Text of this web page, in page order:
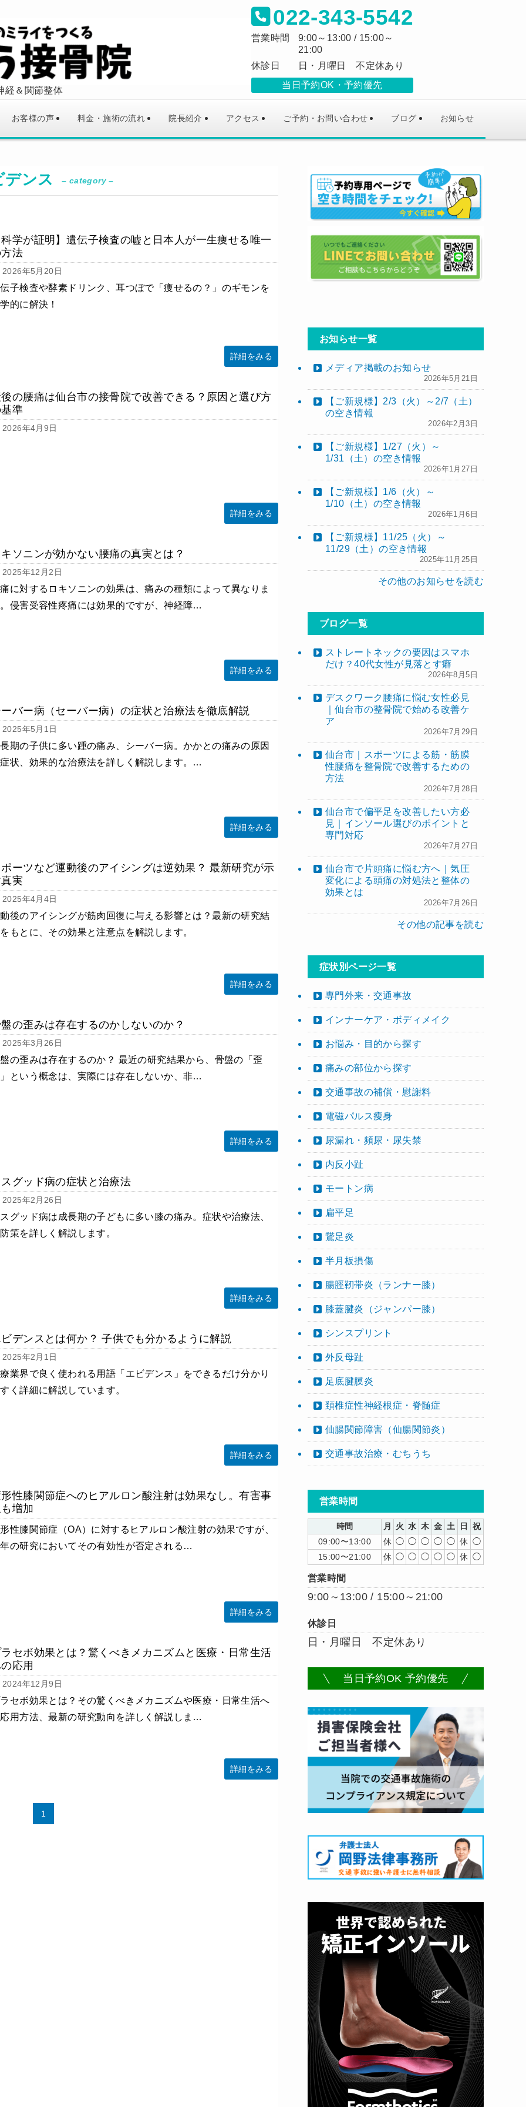
経＆関節整体
022-343-5542
営業時間
9:00～13:00 / 15:00～
21:00
休診日
日・月曜日 不定休あり
当日予約OK
予約優先
お客様の声 料金・施術の流れ 院長紹介 アクセス ご予約・お問い合わせ ブログ お知らせ
デンス – category –
学が証明】遺伝子検査の嘘と日本人が一生痩せる唯一
法
2026年5月20日
子検査や酵素ドリンク、耳つぼで「痩せるの？」のギモンを
的に解決！
詳細をみる
の腰痛は仙台市の接骨院で改善できる？原因と選び方
準
2026年4月9日
詳細をみる
ソニンが効かない腰痛の真実とは？
2025年12月2日
に対するロキソニンの効果は、痛みの種類によって異なりま
侵害受容性疼痛には効果的ですが、神経障…
詳細をみる
バー病（セーバー病）の症状と治療法を徹底解説
2025年5月1日
期の子供に多い踵の痛み、シーバー病。かかとの痛みの原因
状、効果的な治療法を詳しく解説します。…
詳細をみる
ーツなど運動後のアイシングは逆効果？ 最新研究が示
実
2025年4月4日
後のアイシングが筋肉回復に与える影響とは？最新の研究結
もとに、その効果と注意点を解説します。
詳細をみる
の歪みは存在するのかしないのか？
2025年3月26日
の歪みは存在するのか？ 最近の研究結果から、骨盤の「歪
という概念は、実際には存在しないか、非…
詳細をみる
グッド病の症状と治療法
2025年2月26日
グッド病は成長期の子どもに多い膝の痛み。症状や治療法、
策を詳しく解説します。
詳細をみる
デンスとは何か？ 子供でも分かるように解説
2025年2月1日
業界で良く使われる用語「エビデンス」をできるだけ分かり
く詳細に解説しています。
詳細をみる
性膝関節症へのヒアルロン酸注射は効果なし。有害事
増加
性膝関節症（OA）に対するヒアルロン酸注射の効果ですが、
の研究においてその有効性が否定される…
詳細をみる
セボ効果とは？驚くべきメカニズムと医療・日常生活
応用
2024年12月9日
セボ効果とは？その驚くべきメカニズムや医療・日常生活へ
用方法、最新の研究動向を詳しく解説しま…
詳細をみる
1
お知らせ一覧
メディア掲載のお知らせ
2026年5月21日
【ご新規様】2/3（火）～2/7（土）
の空き情報
2026年2月3日
【ご新規様】1/27（火）～
1/31（土）の空き情報
2026年1月27日
【ご新規様】1/6（火）～
1/10（土）の空き情報
2026年1月6日
【ご新規様】11/25（火）～
11/29（土）の空き情報
2025年11月25日
その他のお知らせを読む
ブログ一覧
ストレートネックの要因はスマホ
だけ？40代女性が見落とす癖
2026年8月5日
デスクワーク腰痛に悩む女性必見
｜仙台市の整骨院で始める改善ケ
ア
2026年7月29日
仙台市｜スポーツによる筋・筋膜
性腰痛を整骨院で改善するための
方法
2026年7月28日
仙台市で偏平足を改善したい方必
見｜インソール選びのポイントと
専門対応
2026年7月27日
仙台市で片頭痛に悩む方へ｜気圧
変化による頭痛の対処法と整体の
効果とは
2026年7月26日
その他の記事を読む
症状別ページ一覧
専門外来・交通事故
インナーケア・ボディメイク
お悩み・目的から探す
痛みの部位から探す
交通事故の補償・慰謝料
電磁パルス痩身
尿漏れ・頻尿・尿失禁
内反小趾
モートン病
扁平足
鵞足炎
半月板損傷
腸脛靭帯炎（ランナー膝）
膝蓋腱炎（ジャンパー膝）
シンスプリント
外反母趾
足底腱膜炎
頚椎症性神経根症・脊髄症
仙腸関節障害（仙腸関節炎）
交通事故治療・むちうち
営業時間
時間 月 火 水 木 金 土 日
祝
09:00〜13:00
休 ◯ ◯ ◯ ◯ ◯ 休 ◯
15:00〜21:00
休 ◯ ◯ ◯ ◯ ◯ 休 ◯
営業時間
9:00～13:00 / 15:00～21:00
休診日
日・月曜日 不定休あり
当日予約OK 予約優先